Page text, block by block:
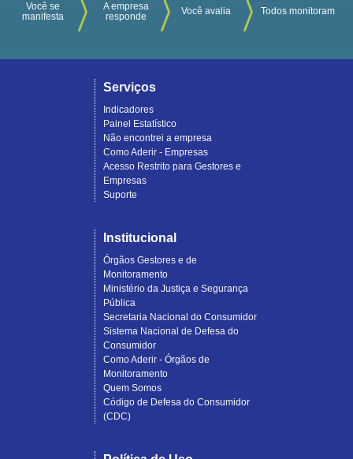
Você se
manifesta
A empresa
responde
Você avalia Todos monitoram
Serviços
Indicadores
Painel Estatístico
Não encontrei a empresa
Como Aderir - Empresas
Acesso Restrito para Gestores e
Empresas
Suporte
Institucional
Órgãos Gestores e de
Monitoramento
Ministério da Justiça e Segurança
Pública
Secretaria Nacional do Consumidor
Sistema Nacional de Defesa do
Consumidor
Como Aderir - Órgãos de
Monitoramento
Quem Somos
Código de Defesa do Consumidor
(CDC)